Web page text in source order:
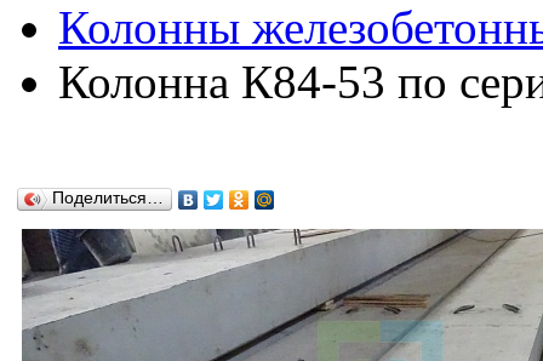
Колонны
Колонна К84-53 по
Поделиться…